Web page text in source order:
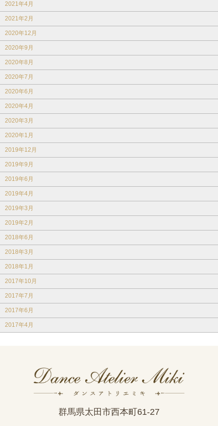
2021年4月
2021年2月
2020年12月
2020年9月
2020年8月
2020年7月
2020年6月
2020年4月
2020年3月
2020年1月
2019年12月
2019年9月
2019年6月
2019年4月
2019年3月
2019年2月
2018年6月
2018年3月
2018年1月
2017年10月
2017年7月
2017年6月
2017年4月
群馬県太田市西本町61-27